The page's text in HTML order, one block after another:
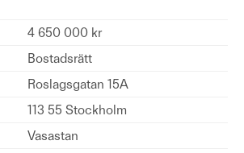
4 650 000 kr
Bostadsrätt
Roslagsgatan 15A
113 55 Stockholm
Vasastan